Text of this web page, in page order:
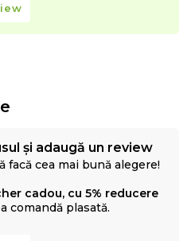
și adaugă un review
facă cea mai bună alegere!
cadou, cu 5% reducere
comandă plasată.